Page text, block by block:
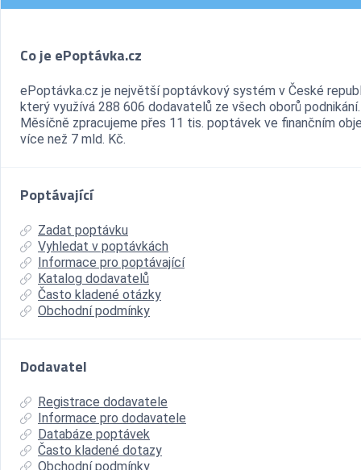
Co je ePoptávka.cz
ePoptávka.cz je největší poptávkový systém v České
který využívá 288 606 dodavatelů ze všech oborů podnikání.
Měsíčně zpracujeme přes 11 tis. poptávek ve finančním
více než 7 mld. Kč.
Poptávající
Zadat poptávku
Vyhledat v poptávkách
Informace pro poptávající
Katalog dodavatelů
Často kladené otázky
Obchodní podmínky
Dodavatel
Registrace dodavatele
Informace pro dodavatele
Databáze poptávek
Často kladené dotazy
Obchodní podmínky